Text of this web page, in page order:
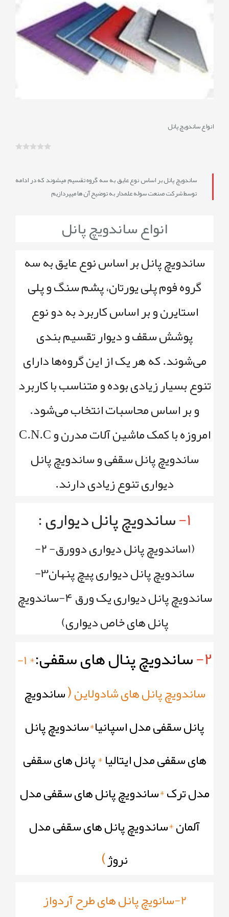
انواع ساندویچ پانل
ساندویچ پانل‌ بر اساس نوع عایق به سه گروه تقسیم میشوند که در ادامه
توسط شرکت صنعت سوله علمدار به توضیح آن ها میپردازیم
انواع ساندویچ پانل
ساندویچ پانل‌بر اساس نوع عایق به سه
گروه فوم پلی یورتان، پشم سنگ و پلی
استایرن و بر اساس کاربرد به دو نوع
پوشش سقف و دیوار تقسیم بندی
می‌شوند. که هر یک از این گروه‌ها دارای
تنوع بسیار زیادی بوده و متناسب با کاربرد
و بر اساس محاسبات انتخاب می‌شود.
امروزه با کمک ماشین آلات مدرن و C.N.C
ساندویچ پانل سقفی و ساندویچ پانل
دیواری تنوع زیادی دارند.
1- ساندویچ پانل دیواری :
(1ساندویچ پانل دیواری دوورق- 2-
ساندویچ پانل دیواری پیچ پنهان3-
ساندویچ پانل دیواری یک ورق 4-ساندویچ
پانل های خاص دیواری)
2- ساندویچ پنال های سقفی: * 1-
ساندویچ پانل های شادولاین(ساندویچ
پانل سقفی مدل اسپانیا*ساندویچ پانل
های سقفی مدل ایتالیا*پانل های سقفی
مدل ترک*ساندویچ پانل های سقفی مدل
آلمان*ساندویچ پانل های سقفی مدل
نروژ)
2-سانویچ پانل های طرح آردواز